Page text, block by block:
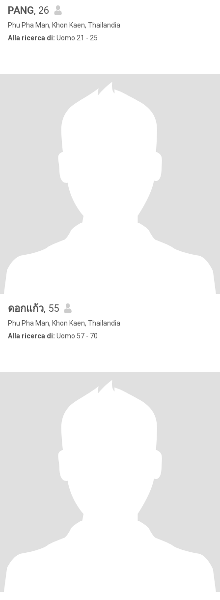
PANG, 26
Phu Pha Man, Khon Kaen, Thailandia
Alla ricerca di: Uomo 21 - 25
ดอกแก้ว, 55
Phu Pha Man, Khon Kaen, Thailandia
Alla ricerca di: Uomo 57 - 70